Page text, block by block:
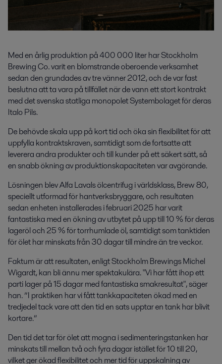
Med en årlig produktion på 400 000 liter har Stockholm
Brewing Co. varit en blomstrande oberoende verksamhet
sedan den grundades av tre vänner 2012, och de var fast
beslutna att ta vara på tillfället när de vann ett stort kontrakt
med det svenska statliga monopolet Systembolaget för deras
Italo Pils.
De behövde skala upp på kort tid och öka sin flexibilitet för att
uppfylla kontraktskraven, samtidigt som de fortsatte att
leverera andra produkter och till kunder på ett säkert sätt, så
en snabb ökning av produktionskapaciteten var avgörande.
Lösningen blev Alfa Lavals ölcentrifug i världsklass, Brew 80,
speciellt utformad för hantverksbryggare, och resultaten
sedan enheten installerades i februari 2025 har varit
fantastiska med en ökning av utbytet på upp till 10 % för deras
lageröl och 25 % för torrhumlade öl, samtidigt som tanktiden
för ölet har minskats från 30 dagar till mindre än tre veckor.
Faktum är att resultaten, enligt Stockholm Brewings Michel
Wigardt, kan bli ännu mer spektakulära. "Vi har fått ihop ett
parti lager på 15 dagar med fantastiska smakresultat", säger
han. ”I praktiken har vi fått tankkapaciteten ökad med en
tredjedel tack vare att den tid en sats upptar en tank har blivit
kortare.”
Den tid det tar för ölet att mogna i sedimenteringstanken har
minskats till mellan två och fyra dagar istället för 10 till 20,
vilket ger ökad flexibilitet och mer tid för uppskalning av